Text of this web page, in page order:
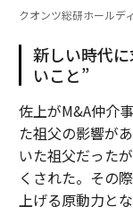
クオンツ総研ホールデ
新しい時代
いこと”
佐上がM&A仲介
た祖父の影響が
いた祖父だった
くされた。その
上げる原動力とな